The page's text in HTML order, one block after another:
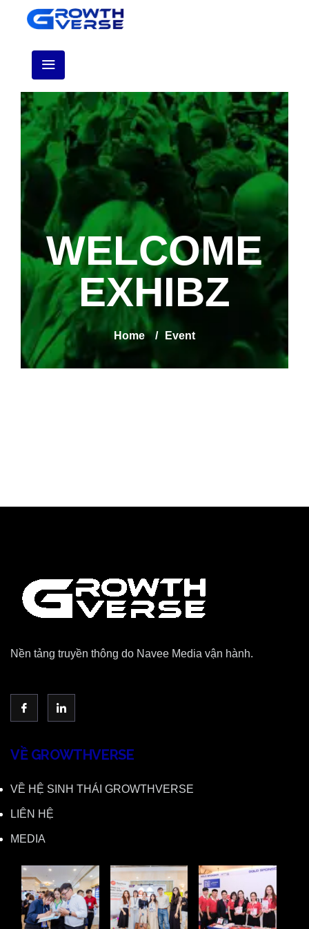
WELCOME
EXHIBZ
Home / Event
Nền tảng truyền thông do Navee Media vận hành.
VỀ GROWTHVERSE
VỀ HỆ SINH THÁI GROWTHVERSE
LIÊN HỆ
MEDIA